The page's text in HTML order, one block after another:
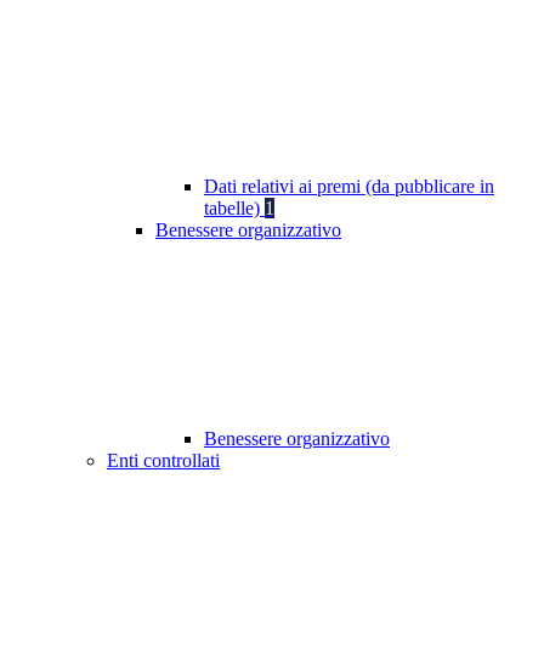
Dati relativi ai premi (da pubblicare in
tabelle) 1
Benessere organizzativo
Benessere organizzativo
Enti controllati